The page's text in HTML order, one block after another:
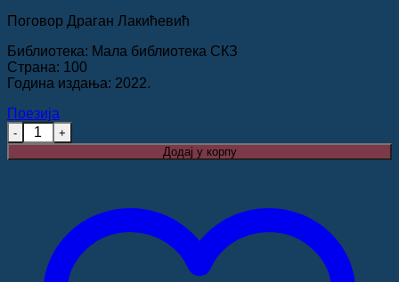
Поговор Драган Лакићевић
Библиотека: Мала библиотека СКЗ
Страна: 100
Година издања: 2022.
Поезија
БЛАГОСЛОВИ, Бранислав Матић количина
Додај у корпу